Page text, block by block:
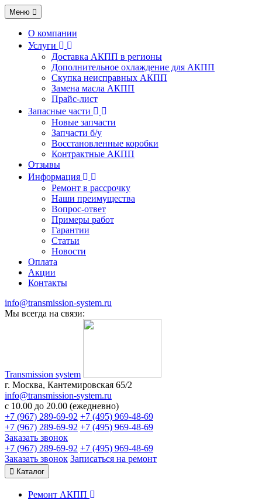
Меню
О компании
Услуги
Доставка АКПП в регионы
Дополнительное охлаждение для АКПП
Скупка неисправных АКПП
Замена масла АКПП
Прайс-лист
Запасные части
Новые запчасти
Запчасти б/у
Восстановленные коробки
Контрактные АКПП
Отзывы
Информация
Ремонт в рассрочку
Наши преимущества
Вопрос-ответ
Примеры работ
Гарантии
Статьи
Новости
Оплата
Акции
Контакты
info@transmission-system.ru
Мы всегда на связи:
Transmission system
г. Москва, Кантемировская 65/2
info@transmission-system.ru
с 10.00 до 20.00 (ежедневно)
+7 (967) 289-69-92 +7 (495) 969-48-69
+7 (967) 289-69-92 +7 (495) 969-48-69
Заказать звонок
+7 (967) 289-69-92 +7 (495) 969-48-69
Заказать звонок Записаться на ремонт
Каталог
Ремонт АКПП